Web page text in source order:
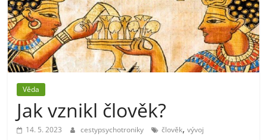
Věda
Jak vznikl člověk?
14. 5. 2023 cestypsychotroniky člověk,vývoj